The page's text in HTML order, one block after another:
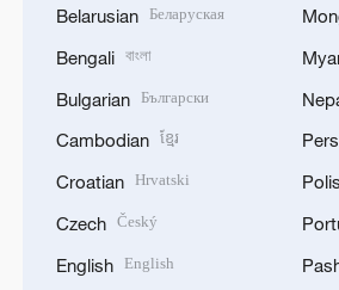
Belarusian Беларуская
Bengali বাংলা
Bulgarian Български
Cambodian ខ្មែរ
Croatian Hrvatski
Czech Český
English English